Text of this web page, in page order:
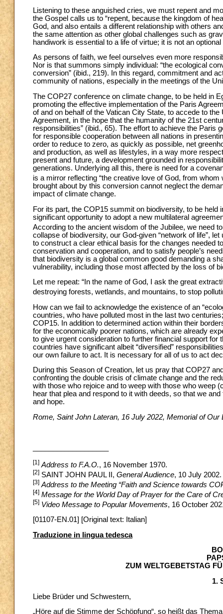
Listening to these anguished cries, we must repent and
the Gospel calls us to “repent, because the kingdom of
God, and also entails a different relationship with others
the same attention as other global challenges such as
handiwork is essential to a life of virtue; it is not an
As persons of faith, we feel ourselves even more
Nor is that summons simply individual: “the ecological
conversion” (ibid., 219). In this regard, commitment and
community of nations, especially in the meetings of the
The COP27 conference on climate change, to be held in
promoting the effective implementation of the Paris
of and on behalf of the Vatican City State, to accede to
Agreement, in the hope that the humanity of the 21st
responsibilities” (ibid., 65). The effort to achieve the Paris
for responsible cooperation between all nations in
order to reduce to zero, as quickly as possible, net
and production, as well as lifestyles, in a way more
present and future, a development grounded in
generations. Underlying all this, there is need for a
is a mirror reflecting “the creative love of God, from
brought about by this conversion cannot neglect the
impact of climate change.
For its part, the COP15 summit on biodiversity, to be
significant opportunity to adopt a new multilateral
According to the ancient wisdom of the Jubilee, we need
collapse of biodiversity, our God-given “network of life”,
to construct a clear ethical basis for the changes needed
conservation and cooperation, and to satisfy people’s
that biodiversity is a global common good demanding a
vulnerability, including those most affected by the loss of
Let me repeat: “In the name of God, I ask the great
destroying forests, wetlands, and mountains, to stop
How can we fail to acknowledge the existence of an
countries, who have polluted most in the last two
COP15. In addition to determined action within their
for the economically poorer nations, which are already
to give urgent consideration to further financial support
countries have significant albeit “diversified”
our own failure to act. It is necessary for all of us to act
During this Season of Creation, let us pray that COP27
confronting the double crisis of climate change and the
with those who rejoice and to weep with those who weep
hear that plea and respond to it with deeds, so that we
and hope.
Rome, Saint John Lateran, 16 July 2022, Memorial of Our
[1] Address to F.A.O., 16 November 1970.
[2] SAINT JOHN PAUL II, General Audience, 10 July 2002.
[3] Address to the Meeting “Faith and Science towards
[4] Message for the World Day of Prayer for the Care of
[5] Video Message to Popular Movements, 16 October
[01107-EN.01] [Original text: Italian]
Traduzione in lingua tedesca
ZUM WELTGEBETSTAG
1.
Liebe Brüder und Schwestern,
„Höre auf die Stimme der Schöpfung“, so heißt das